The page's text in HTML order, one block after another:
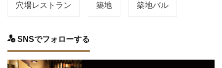
穴場レストラン 築地 築地バル
SNSでフォローする